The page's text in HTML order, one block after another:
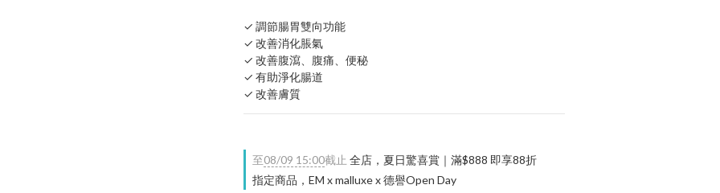
✓ 調節腸胃雙向功能
✓ 改善消化脹氣
✓ 改善腹瀉、腹痛、便秘
✓ 有助淨化腸道
✓ 改善膚質
至08/09 15:00截止 全店，夏日驚喜賞｜滿$888 即享88折
指定商品，EM x malluxe x 德譽Open Day